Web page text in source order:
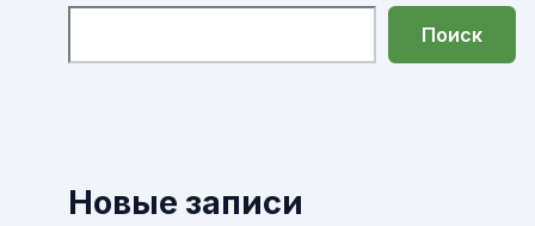
Поиск
Новые записи